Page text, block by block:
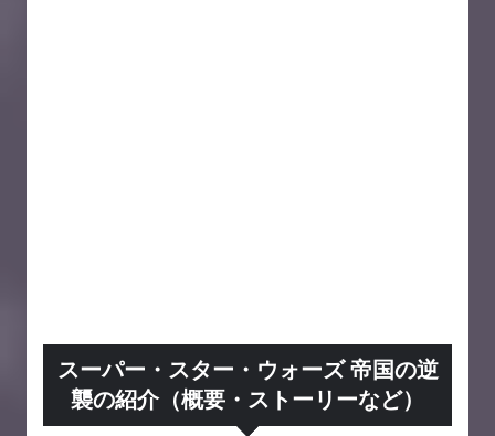
スーパー・スター・ウォーズ 帝国の逆
襲の紹介（概要・ストーリーなど）